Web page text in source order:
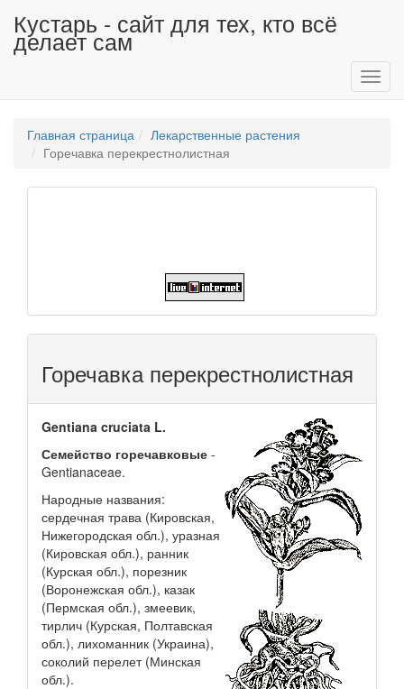
Кустарь - сайт для тех, кто всё
делает сам
Главная страница
Лекарственные растения
Горечавка перекрестнолистная
Горечавка перекрестнолистная
Gentiana cruciata L.
Семейство горечавковые -
Gentianaceae.
Народные названия:
сердечная трава (Кировская,
Нижегородская обл.), уразная
(Кировская обл.), ранник
(Курская обл.), порезник
(Воронежская обл.), казак
(Пермская обл.), змеевик,
тирлич (Курская, Полтавская
обл.), лихоманник (Украина),
соколий перелет (Минская
обл.).